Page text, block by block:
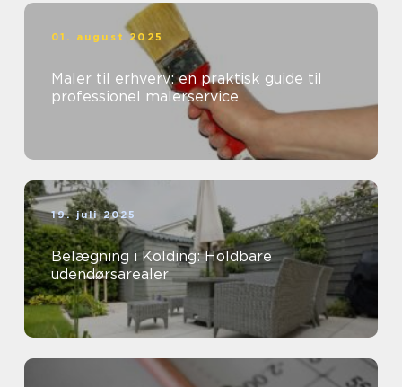
01. august 2025
Maler til erhverv: en praktisk guide til
professionel malerservice
19. juli 2025
Belægning i Kolding: Holdbare
udendørsarealer